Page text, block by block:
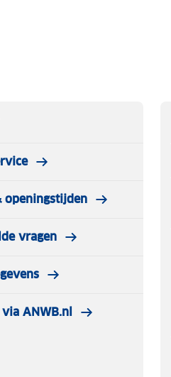
openingstijden
vragen
ANWB.nl